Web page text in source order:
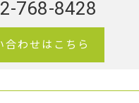
768-8428
合わせはこちら